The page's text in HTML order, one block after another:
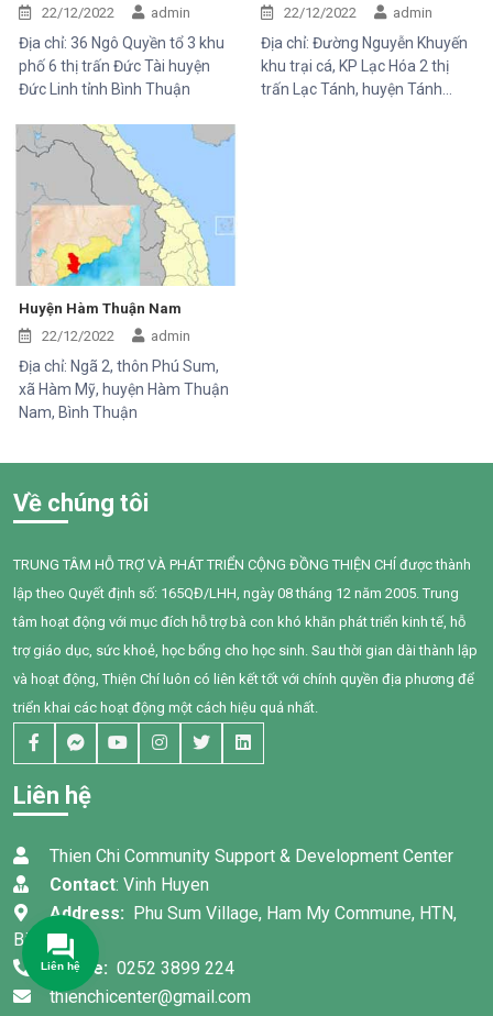
22/12/2022
admin
Địa chỉ: 36 Ngô Quyền tổ 3 khu
phố 6 thị trấn Đức Tài huyện
Đức Linh tỉnh Bình Thuận
22/12/2022
admin
Địa chỉ: Đường Nguyễn Khuyến
khu trại cá, KP Lạc Hóa 2 thị
trấn Lạc Tánh, huyện Tánh
Huyện Hàm Thuận Nam
22/12/2022
admin
Địa chỉ: Ngã 2, thôn Phú Sum,
xã Hàm Mỹ, huyện Hàm Thuận
Nam, Bình Thuận
Về chúng tôi
TRUNG TÂM HỖ TRỢ VÀ PHÁT TRIỂN CỘNG ĐỒNG THIỆN CHÍ được thành
lập theo Quyết định số: 165QĐ/LHH, ngày 08 tháng 12 năm 2005. Trung
tâm hoạt động với mục đích hỗ trợ bà con khó khăn phát triển kinh tế, hỗ
trợ giáo dục, sức khoẻ, học bổng cho học sinh. Sau thời gian dài thành lập
và hoạt động, Thiện Chí luôn có liên kết tốt với chính quyền địa phương để
triển khai các hoạt động một cách hiệu quả nhất.
Liên hệ
Thien Chi Community Support & Development Center
Contact: Vinh Huyen
Address: Phu Sum Village, Ham My Commune, HTN,
Binh Thuan
Phone: 0252 3899 224
thienchicenter@gmail.com
Liên hệ